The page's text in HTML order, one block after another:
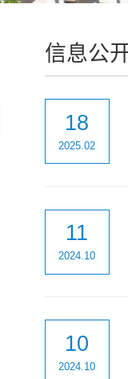
信息公
18
2025.02
11
2024.10
10
2024.10